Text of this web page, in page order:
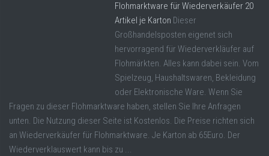
Flohmarktware für Wiederverkäufer 20
Artikel je Karton Dieser
Großhandelsposten eigenet sich
hervorragend für Wiederverkläufer auf
Flohmärkten. Alles kann dabei sein. Vom
Spielzeug, Haushaltswaren, Bekleidung
oder Elektronische Ware. Wenn Sie
Fragen zu dieser Flohmarktware haben, stellen Sie Ihre Anfragen
unten. Die Nutzung dieser Seite ist Kostenlos. Die Preise richten sich
an Wiederverkäufer für Flohmarktware. Je Karton ab 65Euro. Der
Wiederverklauswert kann bis zu ...